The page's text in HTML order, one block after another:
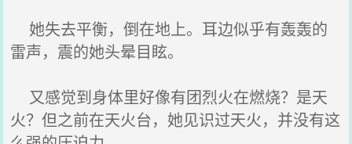
她失去平衡，倒在地上。耳边似乎有轰轰的
雷声，震的她头晕目眩。
又感觉到身体里好像有团烈火在燃烧？是天
火？但之前在天火台，她见识过天火，并没有这